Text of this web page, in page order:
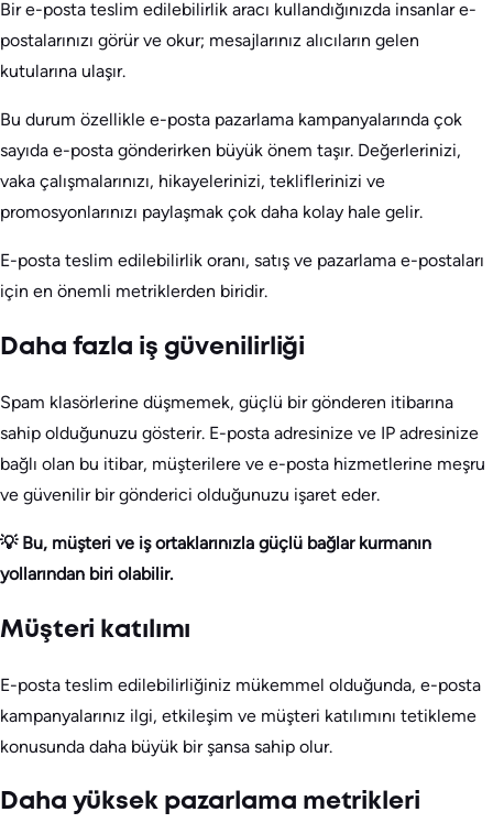
Bir e-posta teslim edilebilirlik aracı kullandığınızda insanlar e-
postalarınızı görür ve okur; mesajlarınız alıcıların gelen
kutularına ulaşır.
Bu durum özellikle e-posta pazarlama kampanyalarında çok
sayıda e-posta gönderirken büyük önem taşır. Değerlerinizi,
vaka çalışmalarınızı, hikayelerinizi, tekliflerinizi ve
promosyonlarınızı paylaşmak çok daha kolay hale gelir.
E-posta teslim edilebilirlik oranı, satış ve pazarlama e-postaları
için en önemli metriklerden biridir.
Daha fazla iş güvenilirliği
Spam klasörlerine düşmemek, güçlü bir gönderen itibarına
sahip olduğunuzu gösterir. E-posta adresinize ve IP adresinize
bağlı olan bu itibar, müşterilere ve e-posta hizmetlerine meşru
ve güvenilir bir gönderici olduğunuzu işaret eder.
💡 Bu, müşteri ve iş ortaklarınızla güçlü bağlar kurmanın
yollarından biri olabilir.
Müşteri katılımı
E-posta teslim edilebilirliğiniz mükemmel olduğunda, e-posta
kampanyalarınız ilgi, etkileşim ve müşteri katılımını tetikleme
konusunda daha büyük bir şansa sahip olur.
Daha yüksek pazarlama metrikleri